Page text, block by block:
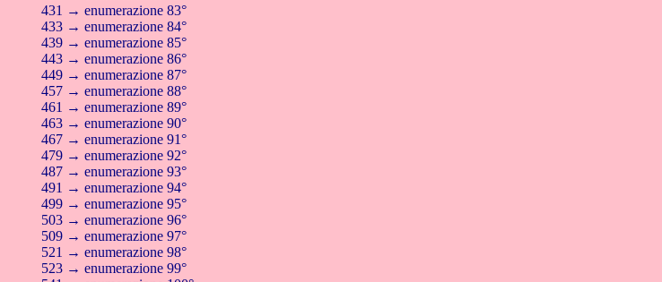
431 → enumerazione 83°
433 → enumerazione 84°
439 → enumerazione 85°
443 → enumerazione 86°
449 → enumerazione 87°
457 → enumerazione 88°
461 → enumerazione 89°
463 → enumerazione 90°
467 → enumerazione 91°
479 → enumerazione 92°
487 → enumerazione 93°
491 → enumerazione 94°
499 → enumerazione 95°
503 → enumerazione 96°
509 → enumerazione 97°
521 → enumerazione 98°
523 → enumerazione 99°